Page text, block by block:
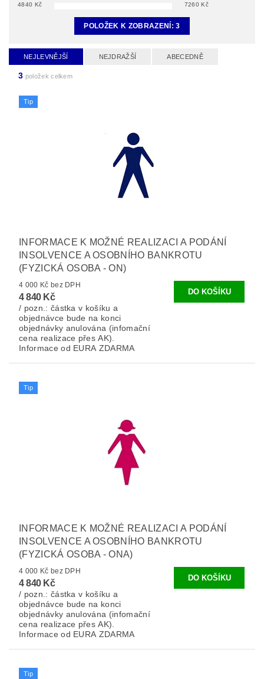
4840 Kč 7260 Kč
POLOŽEK K ZOBRAZENÍ:3
NEJLEVNĚJŠÍ NEJDRAŽŠÍ ABECEDNĚ
3 položek celkem
Tip
INFORMACE K MOŽNÉ REALIZACI A PODÁNÍ
INSOLVENCE A OSOBNÍHO BANKROTU
(FYZICKÁ OSOBA - ON)
4 000 Kč bez DPH
4 840 Kč
/ pozn.: částka v košíku a
objednávce bude na konci
objednávky anulována (infomační
cena realizace přes AK).
Informace od EURA ZDARMA
Tip
INFORMACE K MOŽNÉ REALIZACI A PODÁNÍ
INSOLVENCE A OSOBNÍHO BANKROTU
(FYZICKÁ OSOBA - ONA)
4 000 Kč bez DPH
4 840 Kč
/ pozn.: částka v košíku a
objednávce bude na konci
objednávky anulována (infomační
cena realizace přes AK).
Informace od EURA ZDARMA
Tip